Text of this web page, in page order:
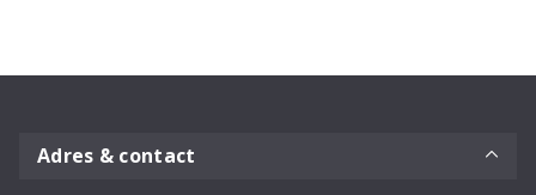
Adres & contact